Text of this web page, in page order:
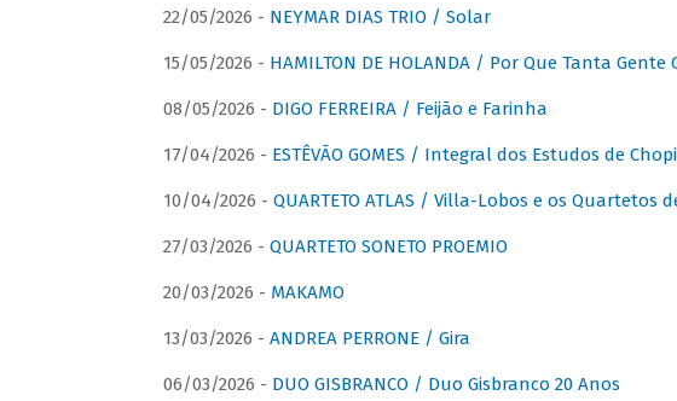
22/05/2026 - NEYMAR DIAS TRIO / Solar
15/05/2026 - HAMILTON DE HOLANDA / Por Que Tanta Gente
08/05/2026 - DIGO FERREIRA / Feijão e Farinha
17/04/2026 - ESTÊVÃO GOMES / Integral dos Estudos de
10/04/2026 - QUARTETO ATLAS / Villa-Lobos e os Quartetos
27/03/2026 - QUARTETO SONETO PROEMIO
20/03/2026 - MAKAMO
13/03/2026 - ANDREA PERRONE / Gira
06/03/2026 - DUO GISBRANCO / Duo Gisbranco 20 Anos